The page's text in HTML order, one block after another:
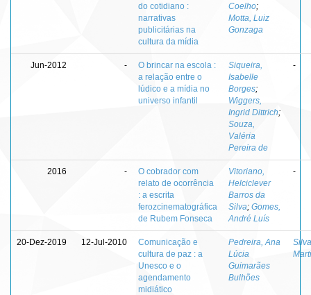
do cotidiano :
narrativas
publicitárias na
cultura da mídia
Coelho;
Motta, Luiz
Gonzaga
Jun-2012 -
O brincar na escola :
a relação entre o
lúdico e a mídia no
universo infantil
Siqueira,
Isabelle
Borges;
Wiggers,
Ingrid Dittrich;
Souza,
Valéria
Pereira de
-
2016 -
O cobrador com
relato de ocorrência
: a escrita
ferozcinematográfica
de Rubem Fonseca
Vitoriano,
Helciclever
Barros da
Silva; Gomes,
André Luís
-
20-Dez-2019 12-Jul-2010
Comunicação e
cultura de paz : a
Unesco e o
agendamento
midiático
Pedreira, Ana
Lúcia
Guimarães
Bulhões